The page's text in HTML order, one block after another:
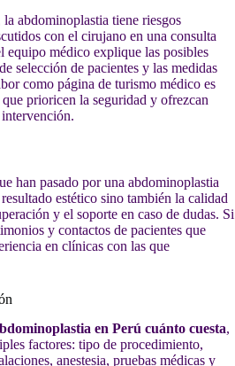
abdominoplastia tiene riesgos
con el cirujano en una consulta
equipo médico explique las posibles
selección de pacientes y las medidas
como página de turismo médico es
prioricen la seguridad y ofrezcan
han pasado por una abdominoplastia
estético sino también la calidad
y el soporte en caso de dudas. Si
y contactos de pacientes que
en clínicas con las que
en Perú cuánto cuesta,
factores: tipo de procedimiento,
anestesia, pruebas médicas y